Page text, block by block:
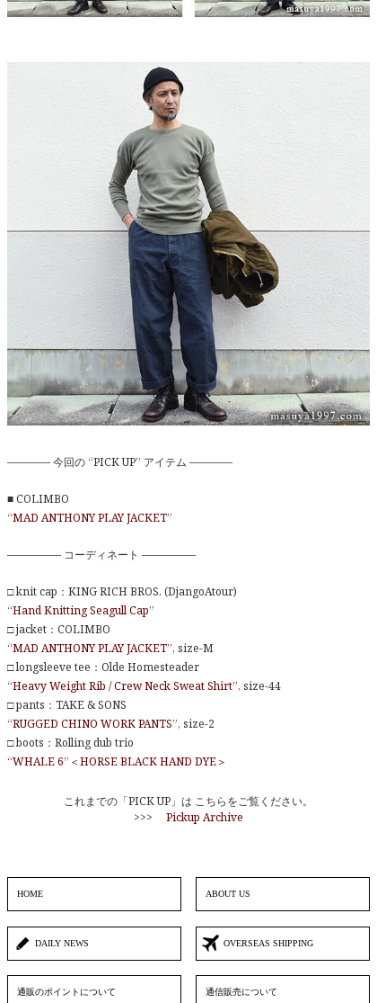
———— 今回の “PICK UP” アイテム ————
■ COLIMBO
“MAD ANTHONY PLAY JACKET”
————— コーディネート —————
□ knit cap：KING RICH BROS. (DjangoAtour)
“Hand Knitting Seagull Cap”
□ jacket：COLIMBO
“MAD ANTHONY PLAY JACKET”, size-M
□ longsleeve tee：Olde Homesteader
“Heavy Weight Rib / Crew Neck Sweat Shirt”, size-44
□ pants：TAKE & SONS
“RUGGED CHINO WORK PANTS”, size-2
□ boots：Rolling dub trio
“WHALE 6”＜HORSE BLACK HAND DYE＞
これまでの「PICK UP」は こちらをご覧ください。
>>> Pickup Archive
HOME ABOUT US
DAILY NEWS OVERSEAS SHIPPING
通販のポイントについて 通信販売について